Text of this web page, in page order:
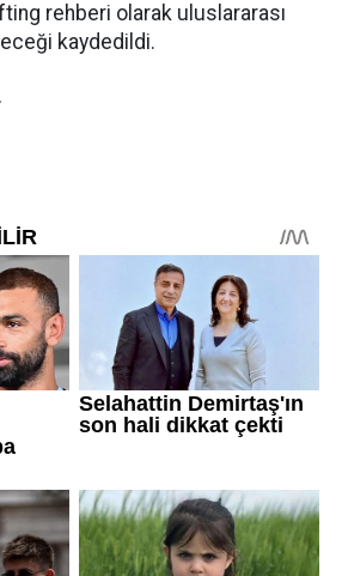
rehberi olarak uluslararası
kaydedildi.